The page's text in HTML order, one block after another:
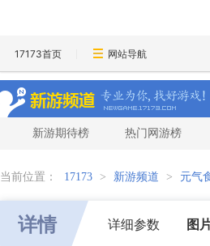
17173首页 网站导航
新游期待榜 热门网游榜
当前位置： 17173 > 新游频道 > 元气
详情 详细参数 图